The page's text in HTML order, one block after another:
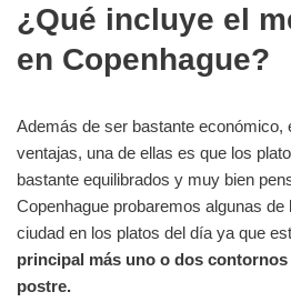
¿Qué incluye el
en Copenhague?
Además de ser bastante económico,
ventajas, una de ellas es que los
bastante equilibrados y muy bien
Copenhague probaremos algunas
ciudad en los platos del día ya que
principal más uno o dos
postre.